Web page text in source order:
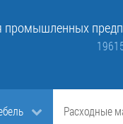
промышленных
Расходные